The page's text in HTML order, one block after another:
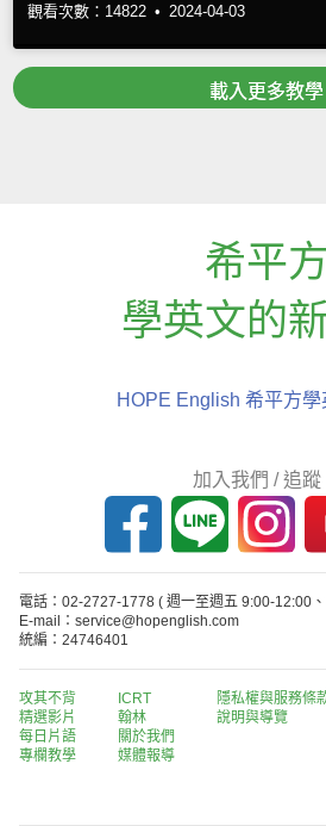
觀看次數：14822 • 2024-04-03
載入更多教學
希平方
學英文的
HOPE English 希平方學
加入我們 / 追蹤
電話：02-2727-1778 ( 週一至週五 9:00-12:00
E-mail：service@hopenglish.com
統編：24746401
攻其不背
精選影片
每日片語
專欄教學
ICRT
翰林
關於我們
媒體報導
隱私權與服務條
說明與導覽